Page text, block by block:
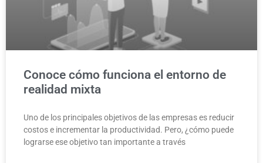
Conoce cómo funciona el entorno de
realidad mixta
Uno de los principales objetivos de las empresas es reducir
costos e incrementar la productividad. Pero, ¿cómo puede
lograrse ese objetivo tan importante a través